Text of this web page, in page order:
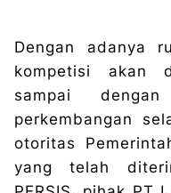
Dengan adanya
kompetisi akan
sampai
perkembangan
otoritas
yang telah